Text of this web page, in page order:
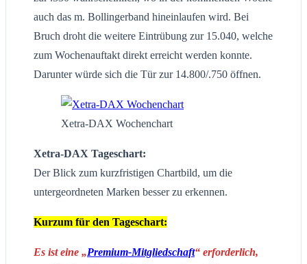
auch das m. Bollingerband hineinlaufen wird. Bei
Bruch droht die weitere Eintrübung zur 15.040, welche
zum Wochenauftakt direkt erreicht werden konnte.
Darunter würde sich die Tür zur 14.800/.750 öffnen.
Xetra-DAX Wochenchart
Xetra-DAX Tageschart:
Der Blick zum kurzfristigen Chartbild, um die
untergeordneten Marken besser zu erkennen.
Kurzum für den Tageschart:
Es ist eine „Premium-Mitgliedschaft“ erforderlich,